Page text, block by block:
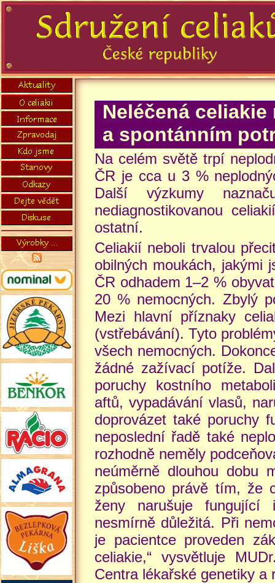
Neléčená
a spontánním
Na celém světě trpí
ČR je cca u 3 %
Další výzkumy
nediagnostikovanou
ostatní.
Celiakií neboli trvalou
obilných moukách, jakými
ČR odhadem 1–2 %
20 % nemocných. Zbylý
Mezi hlavní příznaky
(vstřebávání). Tyto
všech nemocných.
žádné zažívací potíže.
poruchy kostního
aftů, vypadávání vlasů,
doprovázet také poruchy
neposlední řadě také
rozhodně neměly
neúměrně dlouhou dobu
způsobeno právě tím, že
ženy narušuje
nesmírně důležitá. Při
je pacientce proveden
celiakie,“ vysvětluje
Centra lékařské genetiky